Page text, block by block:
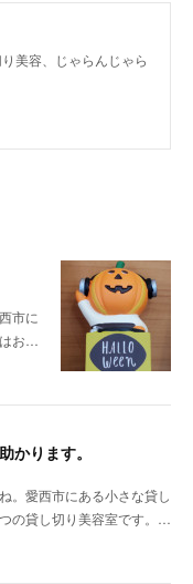
美容、じゃらんじゃら
市に
お…
かります。
。愛西市にある小さな貸し
の貸し切り美容室です。…